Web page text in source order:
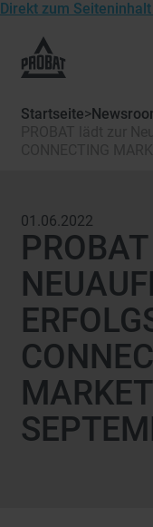
Direkt zum
von
Startseite>
01.06.2022